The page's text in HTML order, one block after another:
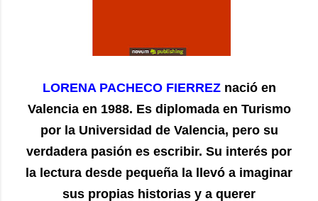
LORENA PACHECO FIERREZnació en
Valencia en 1988. Es diplomada en Turismo
por la Universidad de Valencia, pero su
verdadera pasión es escribir. Su interés por
la lectura desde pequeña la llevó a imaginar
sus propias historias y a querer